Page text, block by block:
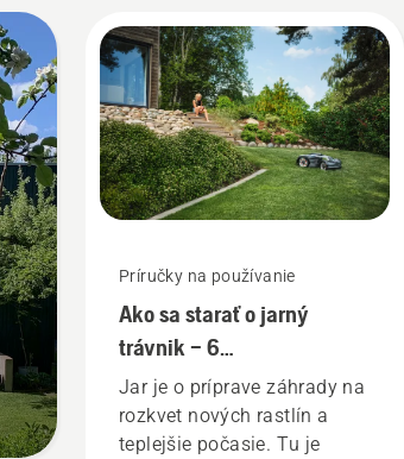
Príručky na používanie
Ako sa starať o jarný
trávnik – 6
najužitočnejších rád
Jar je o príprave záhrady na
rozkvet nových rastlín a
teplejšie počasie. Tu je